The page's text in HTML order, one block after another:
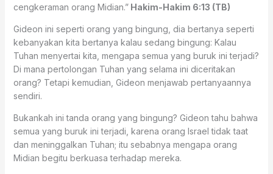
cengkeraman orang Midian.”Hakim-Hakim 6:13 (TB)
Gideon ini seperti orang yang bingung, dia bertanya seperti
kebanyakan kita bertanya kalau sedang bingung: Kalau
Tuhan menyertai kita, mengapa semua yang buruk ini terjadi?
Di mana pertolongan Tuhan yang selama ini diceritakan
orang? Tetapi kemudian, Gideon menjawab pertanyaannya
sendiri.
Bukankah ini tanda orang yang bingung? Gideon tahu bahwa
semua yang buruk ini terjadi, karena orang Israel tidak taat
dan meninggalkan Tuhan; itu sebabnya mengapa orang
Midian begitu berkuasa terhadap mereka.